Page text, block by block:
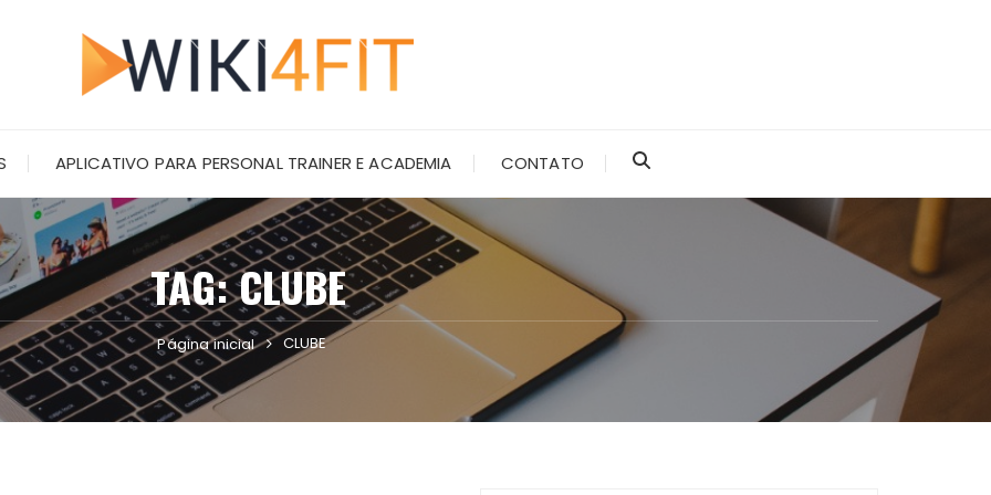
APLICATIVO PARA PERSONAL TRAINER E ACADEMIA CONTATO
TAG:CLUBE
Página inicial CLUBE